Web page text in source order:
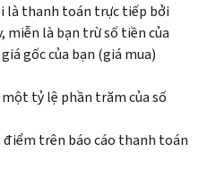
là thanh toán trực tiếp bởi
miễn là bạn trừ số tiền của
gốc của bạn (giá mua)
tỷ lệ phần trăm của số
trên báo cáo thanh toán